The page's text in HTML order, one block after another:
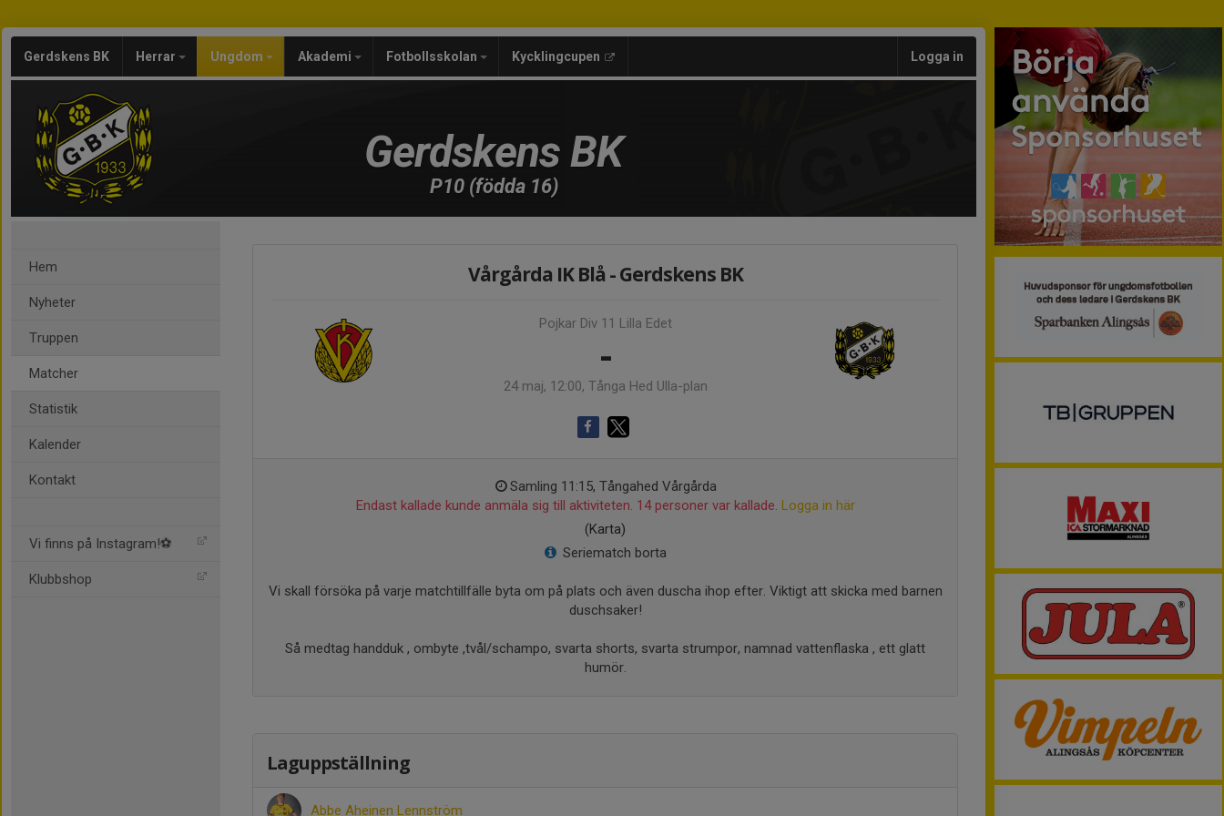
Gerdskens BK Herrar Ungdom Akademi Fotbollsskolan Kycklingcupen Logga in
Gerdskens BK
P10 (födda 16)
Hem
Nyheter
Truppen
Matcher
Statistik
Kalender
Kontakt
Vi finns på Instagram!⚽️
Klubbshop
Vårgårda IK Blå - Gerdskens BK
Pojkar Div 11 Lilla Edet
-
24 maj, 12:00, Tånga Hed Ulla-plan
Samling 11:15, Tångahed Vårgårda
Endast kallade kunde anmäla sig till aktiviteten. 14 personer var kallade. Logga in här
(Karta)
Seriematch borta
Vi skall försöka på varje matchtillfälle byta om på plats och även duscha ihop efter. Viktigt att skicka med barnen
duschsaker!
Så medtag handduk , ombyte ,tvål/schampo, svarta shorts, svarta strumpor, namnad vattenflaska , ett glatt
humör.
Laguppställning
Abbe Aheinen Lennström